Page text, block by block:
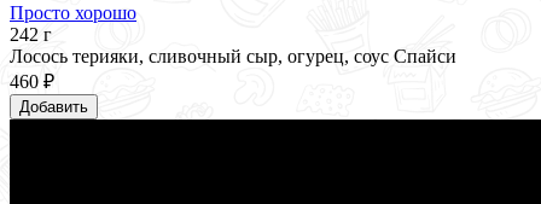
Просто хорошо
242 г
Лосось терияки, сливочный сыр, огурец, соус Спайси
460 ₽
Добавить